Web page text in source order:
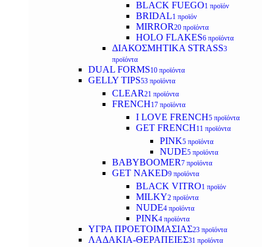
BLACK FUEGO1 προϊόν
BRIDAL1 προϊόν
MIRROR20 προϊόντα
HOLO FLAKES6 προϊόντα
ΔΙΑΚΟΣΜΗΤΙΚΑ STRASS3
προϊόντα
DUAL FORMS10 προϊόντα
GELLY TIPS53 προϊόντα
CLEAR21 προϊόντα
FRENCH17 προϊόντα
I LOVE FRENCH5 προϊόντα
GET FRENCH11 προϊόντα
PINK5 προϊόντα
NUDE5 προϊόντα
BABYBOOMER7 προϊόντα
GET NAKED9 προϊόντα
BLACK VITRO1 προϊόν
MILKY2 προϊόντα
NUDE4 προϊόντα
PINK4 προϊόντα
ΥΓΡΑ ΠΡΟΕΤΟΙΜΑΣΙΑΣ23 προϊόντα
ΛΑΔΑΚΙΑ-ΘΕΡΑΠΕΙΕΣ31 προϊόντα